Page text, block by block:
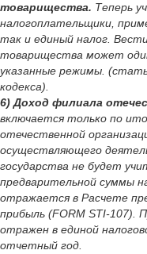
товарищества. Теперь
налогоплательщики,
так и единый налог.
товарищества может
указанные режимы.
кодекса).
6) Доход филиала
включается только по
отечественной
осуществляющего
государства не будет
предварительной суммы
отражается в Расчете
прибыль (FORM STI-107).
отражен в единой
отчетный год.